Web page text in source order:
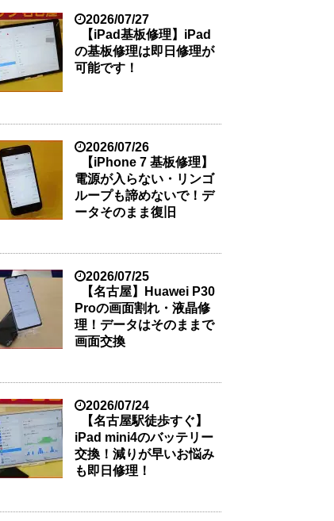
2026/07/27
【iPad基板修理】iPad
の基板修理は即日修理が
可能です！
2026/07/26
【iPhone 7 基板修理】
電源が入らない・リンゴ
ループも諦めないで！デ
ータそのまま復旧
2026/07/25
【名古屋】Huawei P30
Proの画面割れ・液晶修
理！データはそのままで
画面交換
2026/07/24
【名古屋駅徒歩すぐ】
iPad mini4のバッテリー
交換！減りが早いお悩み
も即日修理！